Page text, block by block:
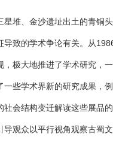
堆、金沙遗址出土的青铜
致的学术争论有关。从
极大地推进了学术研究，
些学术界新的研究成果，
会结构变迁解读这些展品
观众以平行视角观察古蜀